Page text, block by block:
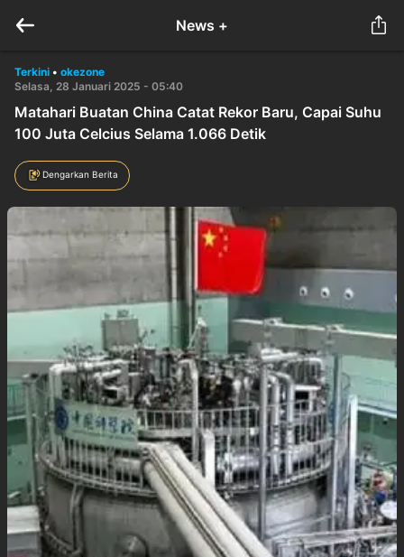
News +
Terkini • okezone
Selasa, 28 Januari 2025 - 05:40
Matahari Buatan China Catat Rekor Baru, Capai Suhu
100 Juta Celcius Selama 1.066 Detik
Dengarkan Berita